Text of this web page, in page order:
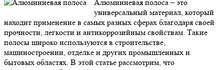
Алюминиевая полоса – это
универсальный материал, который
находит применение в самых разных сферах благодаря своей
прочности, легкости и антикоррозийным свойствам. Такие
полосы широко используются в строительстве,
машиностроении, отделке и других промышленных и
бытовых областях. В этой статье рассмотрим, что